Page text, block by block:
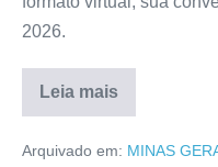
2026.
Leia mais
Arquivado em: MINAS